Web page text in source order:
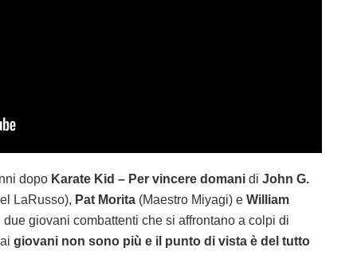
dopo Karate Kid – Per vincere domani di John G.
LaRusso), Pat Morita (Maestro Miyagi) e William
giovani combattenti che si affrontano a colpi di
giovani non sono più e il punto di vista è del tutto